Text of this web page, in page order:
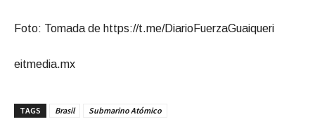
Foto: Tomada de https://t.me/DiarioFuerzaGuaiqueri
eitmedia.mx
TAGS Brasil Submarino Atómico